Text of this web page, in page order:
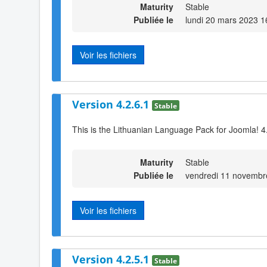
Maturity
Stable
Publiée le
lundi 20 mars 2023
Voir les fichiers
Version 4.2.6.1 Stable
This is the Lithuanian Language Pack for Joomla!
Maturity
Stable
Publiée le
vendredi 11
Voir les fichiers
Version 4.2.5.1 Stable